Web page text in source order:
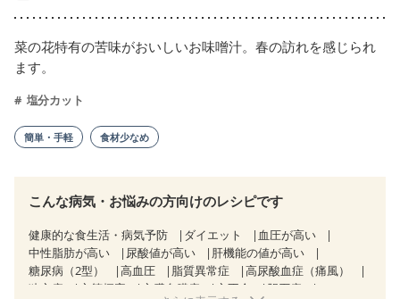
菜の花特有の苦味がおいしいお味噌汁。春の訪れを感じられ
ます。
塩分カット
簡単・手軽 食材少なめ
こんな病気・お悩みの方向けのレシピです
健康的な食生活・病気予防 ダイエット
血圧が高い
中性脂肪が高い
尿酸値が高い
肝機能の値が高い
糖尿病（2型）
高血圧 脂質異常症
高尿酸血症（痛風）
狭心症
心筋梗塞 心臓弁膜症 心不全
胆石症